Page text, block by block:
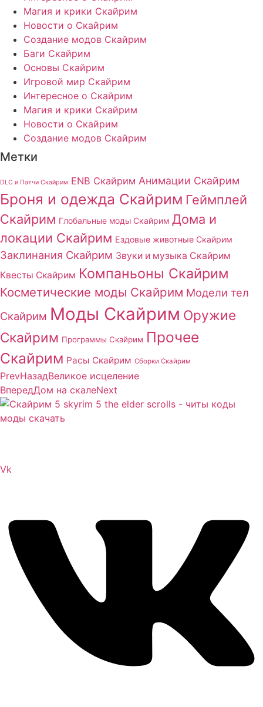
Магия и крики Скайрим
Новости о Скайрим
Создание модов Скайрим
Баги Скайрим
Основы Скайрим
Игровой мир Скайрим
Интересное о Скайрим
Магия и крики Скайрим
Новости о Скайрим
Создание модов Скайрим
Метки
DLC и Патчи Скайрим ENB Скайрим Анимации Скайрим
Броня и одежда Скайрим Геймплей
Скайрим Глобальные моды Скайрим Дома и
локации Скайрим Ездовые животные Скайрим
Заклинания Скайрим Звуки и музыка Скайрим
Квесты Скайрим Компаньоны Скайрим
Косметические моды Скайрим Модели тел
Скайрим Моды Скайрим Оружие
Скайрим Программы Скайрим Прочее
Скайрим Расы Скайрим Сборки Скайрим
PrevНазадВеликое исцеление
ВпередДом на скалеNext
Vk